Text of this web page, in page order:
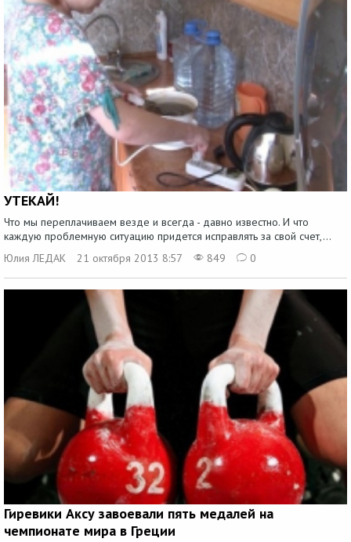
УТЕКАЙ!
Что мы переплачиваем везде и всегда - давно известно. И что
каждую проблемную ситуацию придется исправлять за свой счет,...
Юлия ЛЕДАК
21 октября 2013 8:57 849 0
Гиревики Аксу завоевали пять медалей на
чемпионате мира в Греции